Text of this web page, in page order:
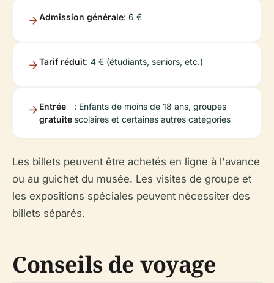
Admission générale: 6 €
Tarif réduit: 4 € (étudiants, seniors, etc.)
Entrée
gratuite
: Enfants de moins de 18 ans, groupes
scolaires et certaines autres catégories
Les billets peuvent être achetés en ligne à l'avance
ou au guichet du musée. Les visites de groupe et
les expositions spéciales peuvent nécessiter des
billets séparés.
Conseils de voyage